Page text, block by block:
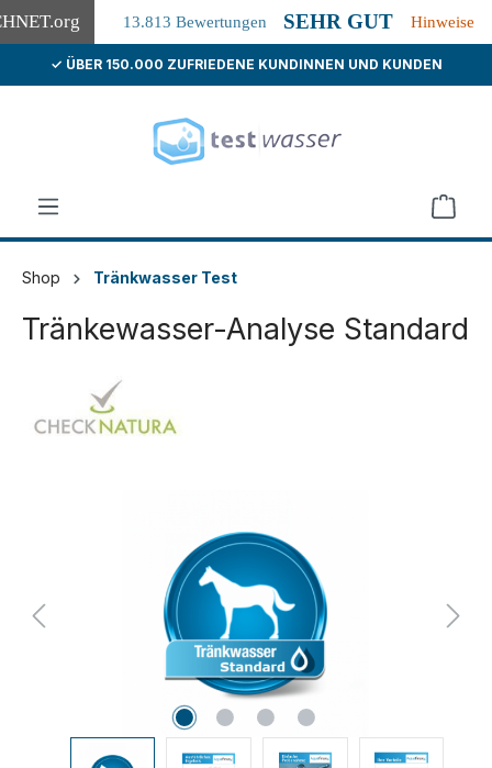
.org 13.813 Bewertungen SEHR GUT Hinweise
springen
✓ ÜBER 150.000 ZUFRIEDENE KUNDINNEN UND KUNDEN
Shop Tränkwasser Test
Tränkewasser-Analyse Standard